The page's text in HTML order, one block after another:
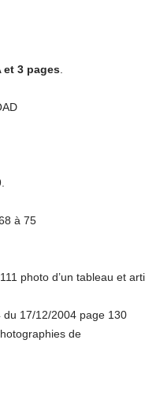
et 3 pages
à 75
photo d’un tableau et
du 17/12/2004 page 130
de